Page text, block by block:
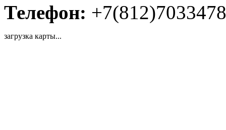
Телефон: +7(812)7033478
загрузка карты...